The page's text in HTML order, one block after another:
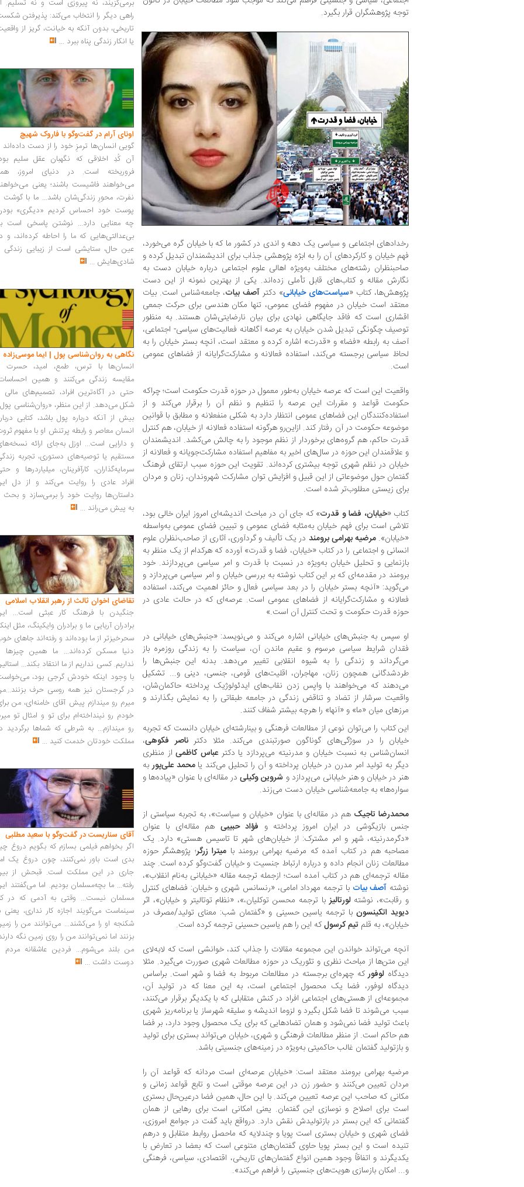
توجه پژوهشگران قرار بگیرد.
رخدادهای اجتماعی و سیاسی یک دهه و اندی در کشور ما که با خیابان گره می‌خورد،
فهم خیابان و کارکردهای آن را به ابژه پژوهشی جذاب برای اندیشمندان تبدیل کرده و
صاحبنظران رشته‌های مختلف به‌ویژه اهالی علوم اجتماعی درباره خیابان دست به
نگارش مقاله و کتاب‌های قابل تأملی زده‌اند. یکی از بهترین نمونه از این دست
پژوهش‌ها، کتاب «سیاست‌های خیابانی» دکتر آصف بیات، جامعه‌شناس است. بیات
معتقد است خیابان در مفهوم فضای عمومی، تنها مکان هندسی برای حرکت جمعی
اقشاری است که فاقد جایگاهی نهادی برای بیان نارضایتی‌شان هستند. به منظور
توصیف چگونگی تبدیل شدن خیابان به عرصه آگاهانه فعالیت‌های سیاسی- اجتماعی،
آصف به رابطه «فضا» و «قدرت» اشاره کرده و معتقد است، آنچه بستر خیابان را به
لحاظ سیاسی برجسته می‌کند، استفاده فعالانه و مشارکت‌گرایانه از فضاهای عمومی
است.
واقعیت این است که عرصه خیابان به‌طور معمول در حوزه قدرت حکومت است؛ چراکه
حکومت قواعد و مقررات این عرصه را تنظیم و نظم آن را برقرار می‌کند و از
استفاده‌کنندگان این فضاهای عمومی انتظار دارد به شکلی منفعلانه و مطابق با قوانین
موضوعه حکومت در آن رفتار کند. ازاین‌رو هرگونه استفاده فعالانه از خیابان، هم کنترل
قدرت حاکم، هم گروه‌های برخوردار از نظم موجود را به چالش می‌کشد. اندیشمندان
و علاقمندان این حوزه در سال‌های اخیر به مفاهیم استفاده مشارکت‌جویانه و فعالانه از
خیابان در نظم شهری توجه بیشتری کرده‌اند. تقویت این حوزه سبب ارتقای فرهنگ
گفتمان حول موضوعاتی از این قبیل و افزایش توان مشارکت شهروندان، زنان و مردان
برای زیستی مطلوب‌تر شده است.
کتاب «خیابان، فضا و قدرت» که جای آن در مباحث اندیشه‌ای امروز ایران خالی بود،
تلاشی است برای فهم خیابان به‌مثابه فضای عمومی و تبیین فضای عمومی به‌واسطه
«خیابان».مرضیه بهرامی برومند در یک تألیف و گردآوری، آثاری از صاحب‌نظران علوم
انسانی و اجتماعی را در کتاب «خیابان، فضا و قدرت» آورده که هرکدام از یک منظر به
بازنمایی و تحلیل خیابان به‌ویژه در نسبت با قدرت و امر سیاسی می‌پردازند. خود
برومند در مقدمه‌ای که بر این کتاب نوشته به بررسی خیابان و امر سیاسی می‌پردازد و
می‌گوید: «آنچه بستر خیابان را در بعد سیاسی فعال و حائز اهمیت می‌کند، استفاده
فعالانه و مشارکت‌گرایانه از فضاهای عمومی است. عرصه‌ای که در حالت عادی در
حوزه قدرت حکومت و تحت کنترل آن است.»
او سپس به جنبش‌های خیابانی اشاره می‌کند و می‌نویسد: «جنبش‌های خیابانی در
فقدان شرایط سیاسی مرسوم و عقیم ماندن آن، سیاست را به زندگی روزمره باز
می‌گرداند و زندگی را به شیوه انقلابی تغییر می‌دهد. بدنه این جنبش‌ها را
طردشدگانی همچون زنان، مهاجران، اقلیت‌های قومی، جنسی، دینی و... تشکیل
می‌دهند که می‌خواهند با واپس زدن نقاب‌های ایدئولوژیک پرداخته حاکمان‌شان،
واقعیت سرشار از تضاد و تناقض زندگی در جامعه طبقاتی را به نمایش بگذارند و
مرزهای میان «ما» و «آنها» را هرچه بیشتر شفاف کنند.
این کتاب را می‌توان نوعی از مطالعات فرهنگی و بینارشته‌ای خیابان دانست که تجربه
خیابان را در سوژگی‌های گوناگون صورتبندی می‌کند. مثلا دکترناصر فکوهی،
انسان‌شناس به نسبت خیابان و مدرنیته می‌پردازد یا دکتر عباس کاظمیاز منظری
دیگر به تولید امر مدرن در خیابان پرداخته و آن را تحلیل می‌کند یامحمد علی‌پوربه
هنر در خیابان و هنر خیابانی می‌پردازد و شروین وکیلیدر مقاله‌ای با عنوان «پیاده‌ها و
سواره‌ها» به جامعه‌شناسی خیابان دست می‌زند.
محمدرضا تاجیک هم در مقاله‌ای با عنوان «خیابان و سیاست»، به تجربه سیاستی از
جنس بازیگوشی در ایران امروز پرداخته و فؤاد حبیبی هم مقاله‌ای با عنوان
«دگرمدرنیته، شهر و امر مشترک: از خیابان‌های شهر تا تاسیس هستی» دارد. یک
مصاحبه هم در کتاب آمده که مرضیه بهرامی برومند با میترا زرگر؛ پژوهشگر حوزه
مطالعات زنان انجام داده و درباره ارتباط جنسیت و خیابان گفت‌وگو کرده است. چند
مقاله ترجمه‌ای هم در کتاب آمده است؛ ازجمله ترجمه مقاله «خیابانی به‌نام انقلاب»،
نوشته آصف بیات با ترجمه مهرداد امامی، «رنسانس شهری و خیابان: فضاهای کنترل
و رقابت»، نوشتهلورتالیزبا ترجمه محسن توکلیان،»، «نظام توتالیتر و خیابان»، اثر
دیوید اتکینسون با ترجمه یاسین حسینی و «گفتمان شب: معنای تولید/مصرف در
خیابان»، به قلم تیم کرسولکه این را هم یاسین حسینی ترجمه کرده است.
آنچه می‌تواند خواندن این مجموعه مقالات را جذاب کند، خوانشی است که لابه‌لای
این متن‌ها از مباحث نظری و تئوریک در حوزه مطالعات شهری صوررت می‌گیرد. مثلا
دیدگاه لوفورکه چهره‌ای برجسته در مطالعات مربوط به فضا و شهر است. براساس
دیدگاه لوفور، فضا یک محصول اجتماعی است، به این معنا که در تولید آن،
مجموعه‌ای از هستی‌های اجتماعی افراد در کنش متقابلی که با یکدیگر برقرار می‌کنند،
سبب می‌شوند تا فضا شکل بگیرد و لزوما اندیشه و سلیقه شهر‌ساز یا برنامه‌ریز شهری
باعث تولید فضا نمی‌شود و همان تضادهایی که برای یک محصول وجود دارد، بر فضا
هم حاکم است. از منظر مطالعات فرهنگی و شهری، خیابان می‌تواند بستری برای تولید
و بازتولید گفتمان غالب حاکمیتی به‌ویژه در زمینه‌های جنسیتی باشد.
مرضیه بهرامی برومند معتقد است: «خیابان عرصه‌ای است مردانه که قواعد آن را
مردان تعیین می‌کنند و حضور زن در این عرصه موقتی است و تابع قواعد زمانی و
مکانی که صاحب این عرصه تعیین می‌کند. با این حال، همین فضا درعین‌حال بستری
است برای اصلاح و نوسازی این گفتمان. یعنی امکانی است برای رهایی از همان
گفتمانی که این بستر در بازتولیدش نقش دارد. درواقع باید گفت در جوامع امروزی،
فضای شهری و خیابان بستری است پویا و چندلایه که ماحصل روابط متقابل و درهم
تنیده است و این بستر پویا حاوی گفتمان‌های متنوعی است که بعضا در تعارض با
یکدیگرند و اتفاقاً وجود همین انواع گفتمان‌های تاریخی، اقتصادی، سیاسی، فرهنگی
و... امکان بازسازی هویت‌های جنسیتی را فراهم می‌کند».
برمی‌گزیند، نه پیروزی است و نه تسلیم.
راهی دیگر را انتخاب می‌کند: پذیرفتن
تاریخی، بدون آنکه به خیانت، گریز از
یا انکار زندگی پناه ببرد ...
اونای آرام در گفت‌وگو با فاروک شهیچ‭
گویی انسان‌ها ترمزِ خود را از دست داده‌اند
آن کُدِ اخلاقی که نگهبان عقل سلیم
فروریخته است. در دنیای امروز،
می‌خواهند فاشیست باشند؛ یعنی
نفرت، محورِ زندگی‌شان باشد... ما با گوشت
پوست خود احساس کردیم «دیگری»
چه معنایی دارد... نوشتن پاسخی است
بی‌عدالتی‌هایی که ما را احاطه کرده‌اند، و
عین حال، ستایشی است از زیبایی زندگی
شادی‌هایش ...
نگاهی به روان‌شناسی پول | ایما موسی‌زاده
انسان‌ها با ترس، طمع، امید، حسرت
مقایسه زندگی می‌کنند و همین
حتی در آگاه‌ترین افراد، تصمیم‌های مالی
شکل می‌دهد. از این منظر، «روان‌شناسی
بیش از آنکه درباره پول باشد، کتابی
انسان معاصر و رابطه پرتنش او با مفهوم
و دارایی است... اوزل به‌جای ارائه
مستقیم یا توصیه‌های دستوری، تجربه
سرمایه‌گذاران، کارآفرینان، میلیاردرها و
افراد عادی را روایت می‌کند و از دل
داستان‌ها روایت خود را برمی‌سازد و بحث
به پیش می‌راند ...
تقاضای اخوان ثالث از رهبر انقلاب اسلامی
جنگیدن با فرهنگ کار عبثی است...
برادران آریایی ما و برادران وایکینگ، مثل
سحرخیزتر از ما بوده‌اند و رفته‌اند جاهای
دنیا مسکن کرده‌اند... ما همین چیزها
نداریم. کسی نداریم از ما انتقاد بکند...
با وجود اینکه خودش گرجی بود،
در گرجستان نیز همه روسی حرف
میرم رو میندازم پیش آقای خامنه‌ای، من
خودم رو نینداخته‌ام برای تو و امثال تو
رو میندازم... به شرطی که شماها برگردید
مملکت خودتان خدمت کنید ...
آقای سناریست در گفت‌وگو با سعید مطلبی
اگر بخواهم فیلمی بسازم که بگویم دروغ
بدی است باور نمی‌کنند، چون دروغ یک
جاری در این مملکت است. قبحش از
رفته... ما بچه‌مسلمان بودیم. اما می‌گفتند
مسلمان نیست... وقتی به آدمی که در
سینماست می‌گویند اجازه کار نداری، یعنی
شکنجه او را می‌کشند... می‌توانند من را
بزنند اما نمی‌توانند من را روی زمین نگه
من بلند می‌شوم... فردین عاشقانه مردم
دوست داشت ...